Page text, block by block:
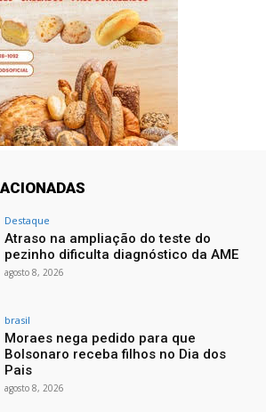
Destaque
Atraso na ampliação do teste do
pezinho dificulta diagnóstico da AME
agosto 8, 2026
brasil
Moraes nega pedido para que
Bolsonaro receba filhos no Dia dos
Pais
agosto 8, 2026